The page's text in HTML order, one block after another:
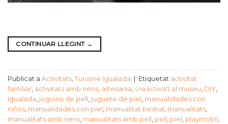
CONTINUAR LLEGINT →
Publicat a Activitats Turisme Igualada Etiquetat activitat
familiar activitats amb nens artesania creactiva't al museu DIY
Igualada joguina de pell juguete de piel
manualidades con
niños manualidades con piel manualitat bestial manualitats
manualitats amb nens manualitats amb pell pell piel playmobil